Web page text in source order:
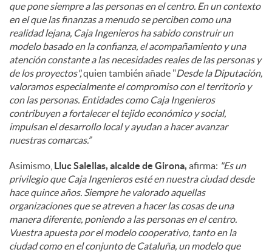
que pone siempre a las personas en el centro. En un contexto
en el que las finanzas a menudo se perciben como una
realidad lejana, Caja Ingenieros ha sabido construir un
modelo basado en la confianza, el acompañamiento y una
atención constante a las necesidades reales de las personas y
de los proyectos",quien también añade "Desde la Diputación,
valoramos especialmente el compromiso con el territorio y
con las personas. Entidades como Caja Ingenieros
contribuyen a fortalecer el tejido económico y social,
impulsan el desarrollo local y ayudan a hacer avanzar
nuestras comarcas.”
Asimismo, Lluc Salellas, alcalde de Girona, afirma: "Es un
privilegio que Caja Ingenieros esté en nuestra ciudad desde
hace quince años. Siempre he valorado aquellas
organizaciones que se atreven a hacer las cosas de una
manera diferente, poniendo a las personas en el centro.
Vuestra apuesta por el modelo cooperativo, tanto en la
ciudad como en el conjunto de Cataluña, un modelo que